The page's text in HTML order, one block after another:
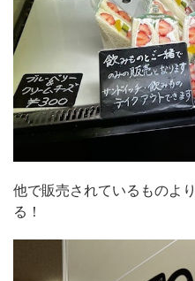
他で販売されているものよ
る！